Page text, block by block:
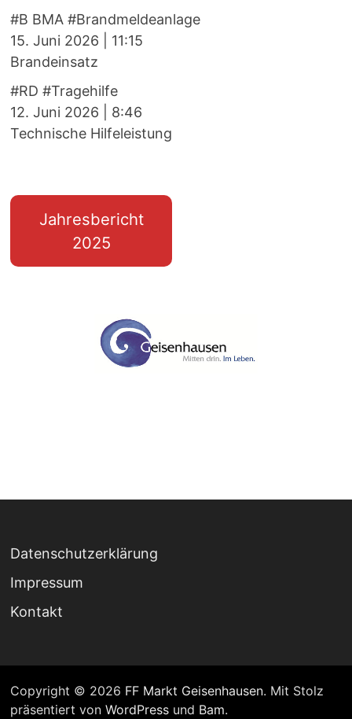
#B BMA #Brandmeldeanlage
15. Juni 2026
11:15
Brandeinsatz
#RD #Tragehilfe
12. Juni 2026
8:46
Technische Hilfeleistung
Jahresbericht
2025
Datenschutzerklärung
Impressum
Kontakt
Copyright © 2026 FF Markt Geisenhausen. Mit Stolz
präsentiert von WordPressund Bam.